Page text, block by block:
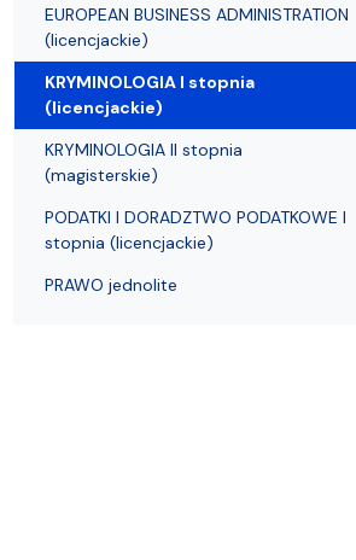
EUROPEAN BUSINESS ADMINISTRATION
(licencjackie)
KRYMINOLOGIA I stopnia
(licencjackie)
KRYMINOLOGIA II stopnia
(magisterskie)
PODATKI I DORADZTWO PODATKOWE I
stopnia (licencjackie)
PRAWO jednolite